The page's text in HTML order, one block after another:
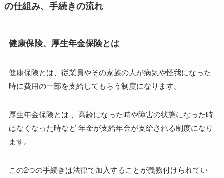
の仕組み、手続きの流れ
健康保険、厚生年金保険とは
健康保険とは、従業員やその家族の人が病気や怪我になった
時に費用の一部を支給してもらう制度になります。
厚生年金保険とは 、高齢になった時や障害の状態になった時
はなくなった時など 年金が支給年金が支給される制度になり
ます。
この2つの手続きは法律で加入することが義務付けられてい